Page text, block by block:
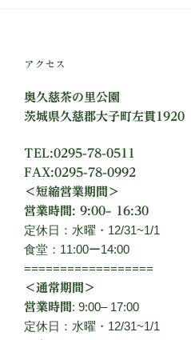
アクセス
奥久慈茶の里公園
茨城県久慈郡大子町左貫1920
TEL:0295-78-0511
FAX:0295-78-0992
＜短縮営業期間＞
営業時間: 9:00– 16:30
定休日：水曜・12/31~1/1
食堂：11:00ー14:00
==================
＜通常期間＞
営業時間 : 9:00– 17:00
定休日：水曜・12/31~1/1